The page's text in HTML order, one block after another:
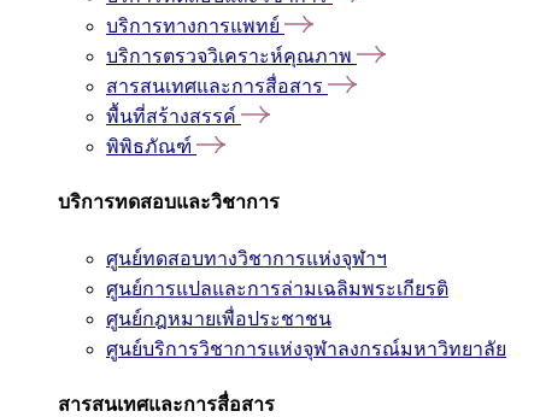
บริการทางการแพทย์
บริการตรวจวิเคราะห์คุณภาพ
สารสนเทศและการสื่อสาร
พื้นที่สร้างสรรค์
พิพิธภัณฑ์
บริการทดสอบและวิชาการ
ศูนย์ทดสอบทางวิชาการแห่งจุฬาฯ
ศูนย์การแปลและการล่ามเฉลิมพระเกียรติ
ศูนย์กฎหมายเพื่อประชาชน
ศูนย์บริการวิชาการแห่งจุฬาลงกรณ์มหาวิทยาลัย
สารสนเทศและการสื่อสาร